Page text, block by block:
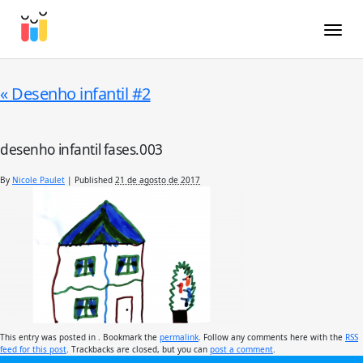
« Desenho infantil #2
desenho infantil fases.003
By Nicole Paulet | Published 21 de agosto de 2017
This entry was posted in . Bookmark the permalink . Follow any comments here with the RSS
feed for this post . Trackbacks are closed, but you can post a comment